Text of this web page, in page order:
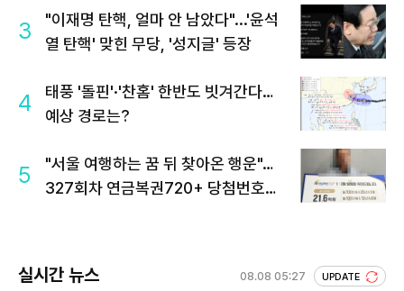
3
"이재명 탄핵, 얼마 안 남았다"...'윤석
열 탄핵' 맞힌 무당, '성지글' 등장
4
태풍 '돌핀'·'찬홈' 한반도 빗겨간다…
예상 경로는?
5
"서울 여행하는 꿈 뒤 찾아온 행운"…
327회차 연금복권720+ 당첨번호조
실시간 뉴스 08.08 05:27 UPDATE